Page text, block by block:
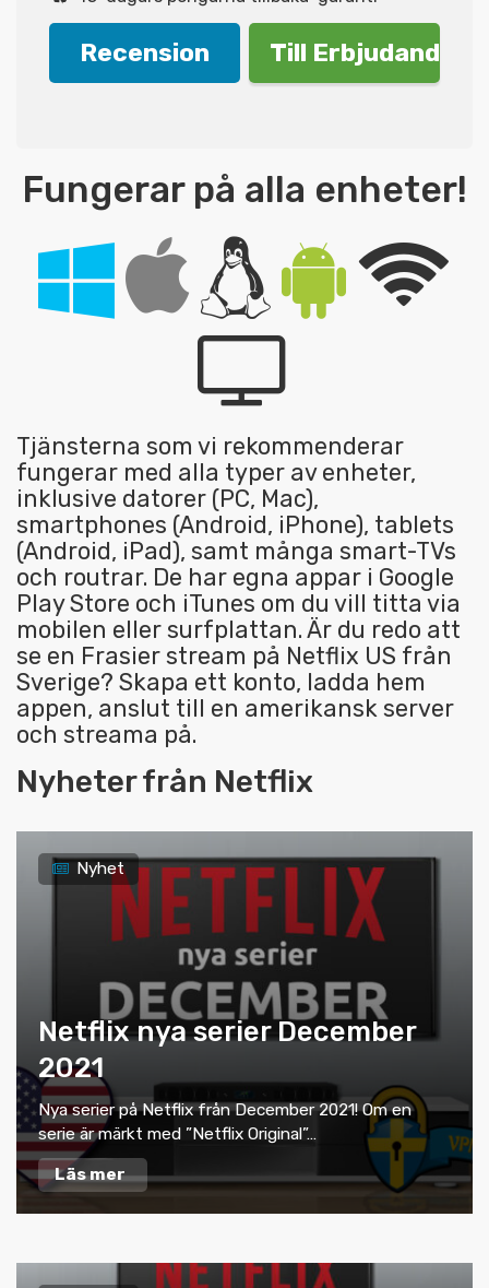
Recension Till Erbjudande!
Fungerar på alla enheter!
Tjänsterna som vi rekommenderar
fungerar med alla typer av enheter,
inklusive datorer (PC, Mac),
smartphones (Android, iPhone), tablets
(Android, iPad), samt många smart-TVs
och routrar. De har egna appar i Google
Play Store och iTunes om du vill titta via
mobilen eller surfplattan. Är du redo att
se en Frasier stream på Netflix US från
Sverige? Skapa ett konto, ladda hem
appen, anslut till en amerikansk server
och streama på.
Nyheter från Netflix
Nyhet
Netflix nya serier December
2021
Nya serier på Netflix från December 2021! Om en
serie är märkt med ”Netflix Original”…
Läs mer